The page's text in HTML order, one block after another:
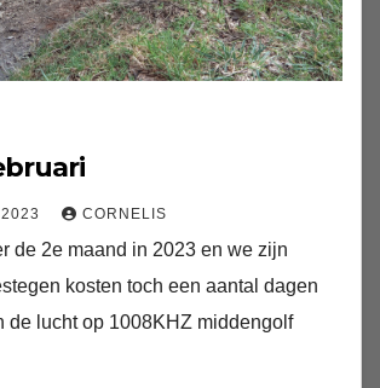
CORNELIS
de 2e maand in 2023 en we zijn
kosten toch een aantal dagen
de lucht op 1008KHZ middengolf